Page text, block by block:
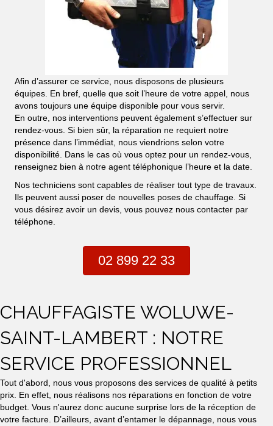
Afin d’assurer ce service, nous disposons de plusieurs
équipes. En bref, quelle que soit l’heure de votre appel, nous
avons toujours une équipe disponible pour vous servir.
En outre, nos interventions peuvent également s’effectuer sur
rendez-vous. Si bien sûr, la réparation ne requiert notre
présence dans l’immédiat, nous viendrions selon votre
disponibilité. Dans le cas où vous optez pour un rendez-vous,
renseignez bien à notre agent téléphonique l’heure et la date.
Nos techniciens sont capables de réaliser tout type de travaux.
Ils peuvent aussi poser de nouvelles poses de chauffage. Si
vous désirez avoir un devis, vous pouvez nous contacter par
téléphone.
02 899 22 33
CHAUFFAGISTE WOLUWE-
SAINT-LAMBERT : NOTRE
SERVICE PROFESSIONNEL
Tout d'abord, nous vous proposons des services de qualité à petits
prix. En effet, nous réalisons nos réparations en fonction de votre
budget. Vous n'aurez donc aucune surprise lors de la réception de
votre facture. D’ailleurs, avant d’entamer le dépannage, nous vous